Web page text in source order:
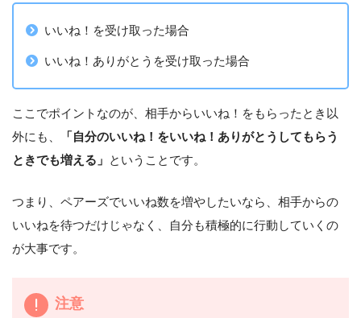
いいね！を受け取った場合
いいね！ありがとうを受け取った場合
ここでポイントなのが、相手からいいね！をもらったとき以
外にも、
「自分のいいね！をいいね！ありがとうしてもらう
ときでも増える」 ということです。
つまり、ペアーズでいいね数を増やしたいなら、相手からの
いいねを待つだけじゃなく、自分も積極的に行動していくの
が大事です。
注意